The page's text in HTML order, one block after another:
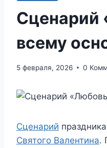
Сценарий
всему
5 февраля, 2026 0
Сценарий
Святого Валентина.